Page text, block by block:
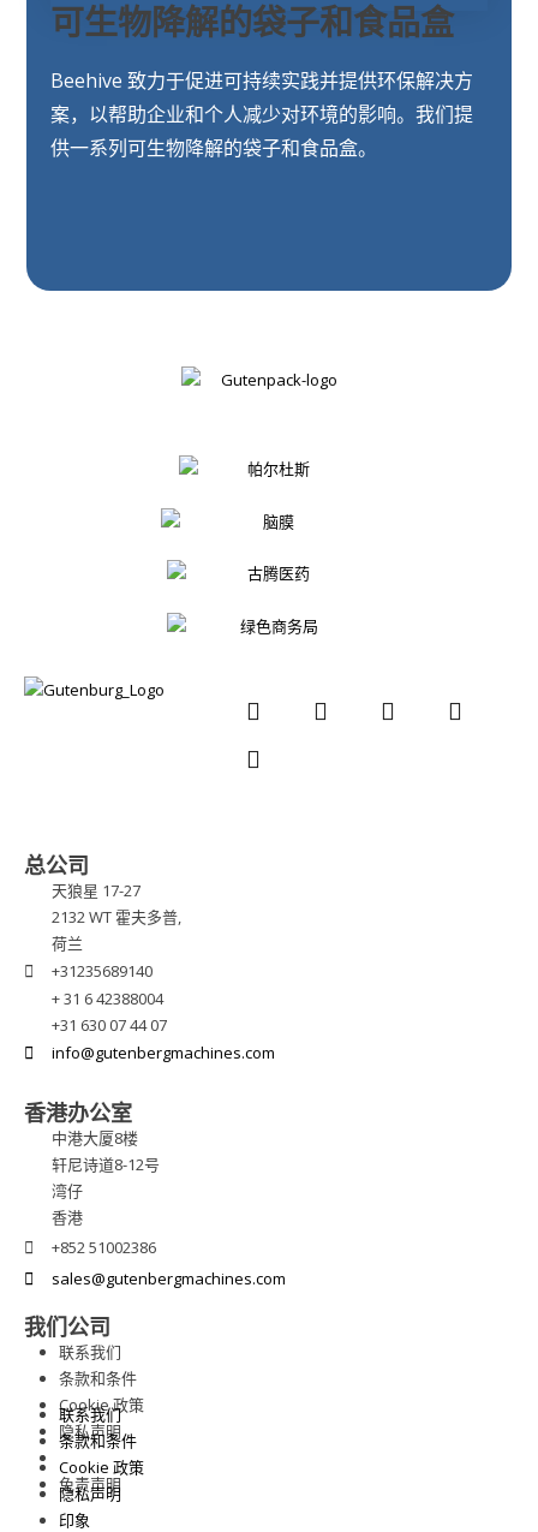
可生物降解的袋子和食品盒
Beehive 致力于促进可持续实践并提供环保解决方
案，以帮助企业和个人减少对环境的影响。我们提
供一系列可生物降解的袋子和食品盒。
总公司
天狼星 17-27
2132 WT 霍夫多普,
荷兰
+31235689140
+ 31 6 42388004
+31 630 07 44 07
info@gutenbergmachines.com
香港办公室
中港大厦8楼
轩尼诗道8-12号
湾仔
香港
+852 51002386
sales@gutenbergmachines.com
我们公司
联系我们
条款和条件
Cookie 政策
隐私声明
印象
免责声明
联系我们
条款和条件
Cookie 政策
隐私声明
印象